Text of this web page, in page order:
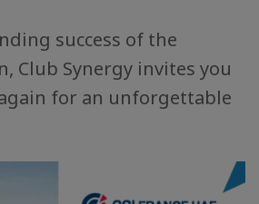
success of the
Club Synergy invites you
for an unforgettable